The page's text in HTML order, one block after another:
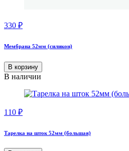
330 ₽
Мембрана 52мм (силикон)
В корзину
В наличии
110 ₽
Тарелка на шток 52мм (большая)